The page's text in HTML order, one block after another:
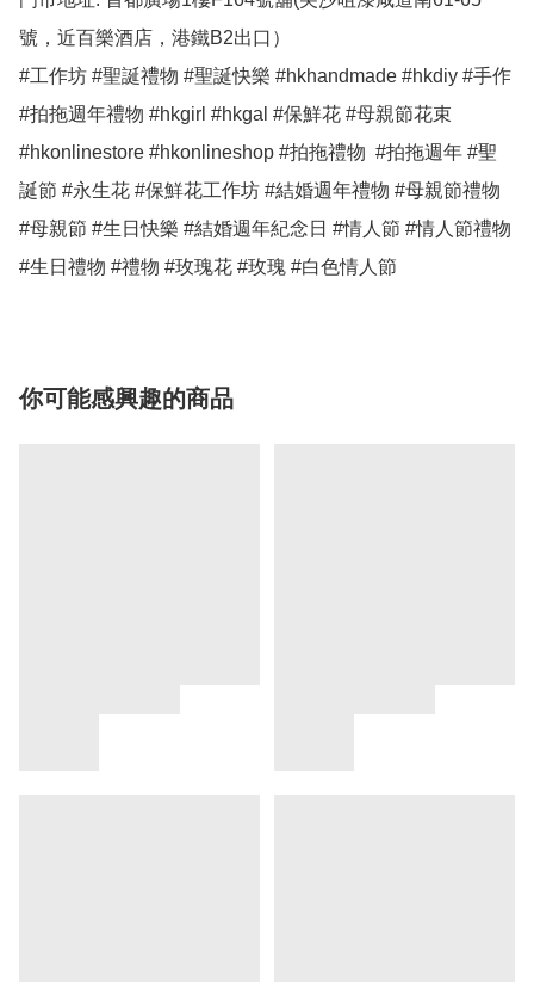
號，近百樂酒店，港鐵B2出口）
#工作坊 #聖誕禮物 #聖誕快樂 #hkhandmade #hkdiy #手作
#拍拖週年禮物 #hkgirl #hkgal #保鮮花 #母親節花束
#hkonlinestore #hkonlineshop #拍拖禮物  #拍拖週年 #聖
誕節 #永生花 #保鮮花工作坊 #結婚週年禮物 #母親節禮物
#母親節 #生日快樂 #結婚週年紀念日 #情人節 #情人節禮物
#生日禮物 #禮物 #玫瑰花 #玫瑰 #白色情人節
你可能感興趣的商品